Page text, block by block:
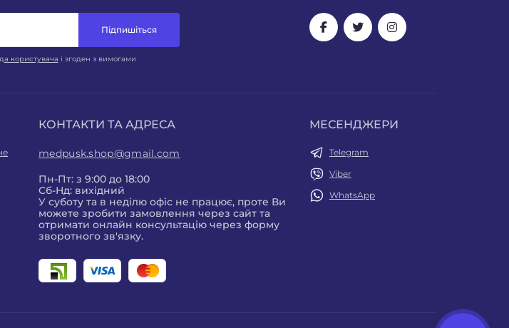
Підпишіться
користувача і згоден з вимогами
КОНТАКТИ ТА АДРЕСА
medpusk.shop@gmail.com
Пн-Пт: з 9:00 до 18:00
Сб-Нд: вихідний
У суботу та в неділю офіс не працює, проте Ви
можете зробити замовлення через сайт та
отримати онлайн консультацію через форму
зворотного зв'язку.
МЕСЕНДЖЕРИ
Telegram
Viber
WhatsApp